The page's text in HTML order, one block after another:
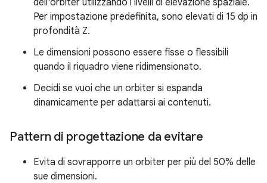
Per impostazione predefinita, sono elevati di 15 dp in
profondità Z.
Le dimensioni possono essere fisse o flessibili
quando il riquadro viene ridimensionato.
Decidi se vuoi che un orbiter si espanda
dinamicamente per adattarsi ai contenuti.
Pattern di progettazione da evitare
Evita di sovrapporre un orbiter per più del 50% delle
sue dimensioni.